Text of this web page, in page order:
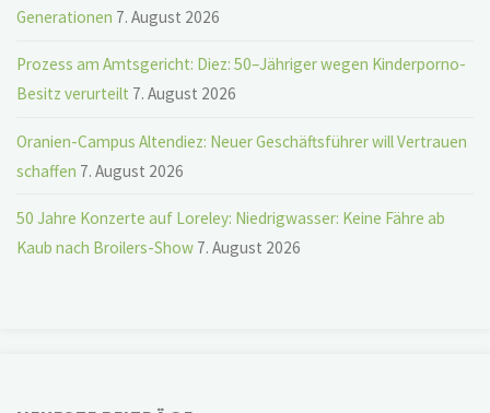
Generationen 7. August 2026
Prozess am Amtsgericht: Diez: 50–Jähriger wegen Kinderporno-
Besitz verurteilt 7. August 2026
Oranien-Campus Altendiez: Neuer Geschäftsführer will Vertrauen
schaffen 7. August 2026
50 Jahre Konzerte auf Loreley: Niedrigwasser: Keine Fähre ab
Kaub nach Broilers-Show 7. August 2026